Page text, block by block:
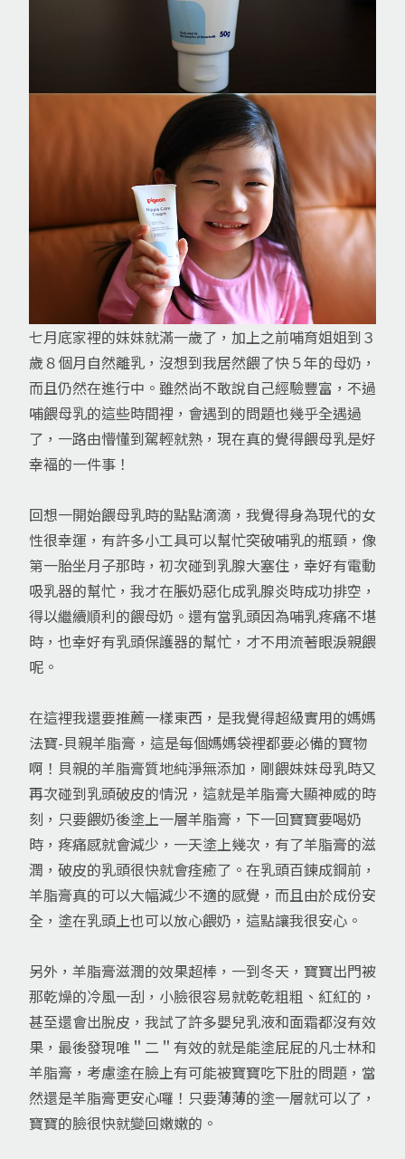
七月底家裡的妹妹就滿一歲了，加上之前哺育姐姐到３
歲８個月自然離乳，沒想到我居然餵了快５年的母奶，
而且仍然在進行中。雖然尚不敢說自己經驗豐富，不過
哺餵母乳的這些時間裡，會遇到的問題也幾乎全遇過
了，一路由懵懂到駕輕就熟，現在真的覺得餵母乳是好
幸褔的一件事！
回想一開始餵母乳時的點點滴滴，我覺得身為現代的女
性很幸運，有許多小工具可以幫忙突破哺乳的瓶頸，像
第一胎坐月子那時，初次碰到乳腺大塞住，幸好有電動
吸乳器的幫忙，我才在脹奶惡化成乳腺炎時成功排空，
得以繼續順利的餵母奶。還有當乳頭因為哺乳疼痛不堪
時，也幸好有乳頭保護器的幫忙，才不用流著眼淚親餵
呢。
在這裡我還要推薦一樣東西，是我覺得超級實用的媽媽
法寶-貝親羊脂膏，這是每個媽媽袋裡都要必備的寶物
啊！貝親的羊脂膏質地純淨無添加，剛餵妹妹母乳時又
再次碰到乳頭破皮的情況，這就是羊脂膏大顯神威的時
刻，只要餵奶後塗上一層羊脂膏，下一回寶寶要喝奶
時，疼痛感就會減少，一天塗上幾次，有了羊脂膏的滋
潤，破皮的乳頭很快就會痊癒了。在乳頭百鍊成鋼前，
羊脂膏真的可以大幅減少不適的感覺，而且由於成份安
全，塗在乳頭上也可以放心餵奶，這點讓我很安心。
另外，羊脂膏滋潤的效果超棒，一到冬天，寶寶出門被
那乾燥的冷風一刮，小臉很容易就乾乾粗粗、紅紅的，
甚至還會出脫皮，我試了許多嬰兒乳液和面霜都沒有效
果，最後發現唯＂二＂有效的就是能塗屁屁的凡士林和
羊脂膏，考慮塗在臉上有可能被寶寶吃下肚的問題，當
然還是羊脂膏更安心囉！只要薄薄的塗一層就可以了，
寶寶的臉很快就變回嫩嫩的。